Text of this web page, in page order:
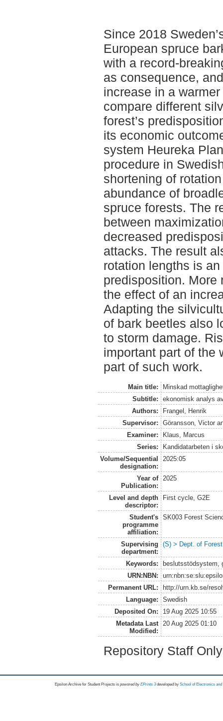
Since 2018
European spruce
with a record-
as consequence,
increase in a
compare different
forest’s
its economic
system Heureka
procedure in
shortening of
abundance of
spruce forests. The
between
decreased
attacks. The result
rotation lengths is
predisposition. More
the effect of an
Adapting the
of bark beetles also
to storm damage.
important part of the
part of such work.
Main title:
Minskad
Subtitle:
ekonomisk analys
Authors:
Frangel, Henrik
Supervisor:
Göransson, Victor
Examiner:
Klaus, Marcus
Series:
Kandidatarbeten i
Volume/Sequential
designation:
2025:05
Year of
Publication:
2025
Level and depth
descriptor:
First cycle, G2E
Student's
programme
affiliation:
SK003 Forest
Supervising
department:
(S) > Dept. of
Keywords:
beslutsstödsystem,
URN:NBN:
Permanent URL:
http://urn.kb.se/
Language:
Swedish
Deposited On:
19 Aug 2025 10:55
Metadata Last
Modified:
20 Aug 2025 01:10
Repository Staff
Epsilon Archive for Student Projects is powored byEPrints 3 developed by School of Electronics